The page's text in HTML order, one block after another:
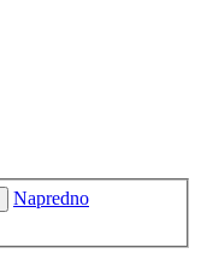
Napredno